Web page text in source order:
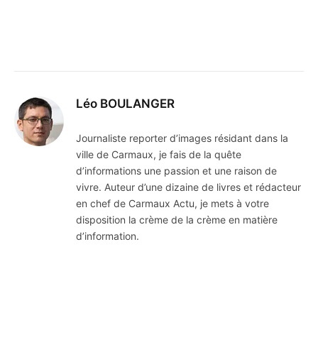
Léo BOULANGER
Journaliste reporter d’images résidant dans la
ville de Carmaux, je fais de la quête
d’informations une passion et une raison de
vivre. Auteur d’une dizaine de livres et rédacteur
en chef de Carmaux Actu, je mets à votre
disposition la crème de la crème en matière
d’information.